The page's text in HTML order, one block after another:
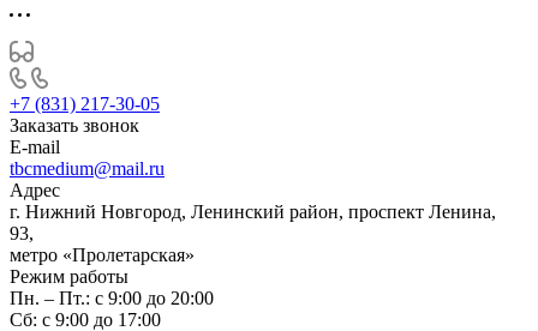
+7 (831) 217-30-05
Заказать звонок
E-mail
tbcmedium@mail.ru
Адрес
г. Нижний Новгород, Ленинский район, проспект Ленина,
93,
метро «Пролетарская»
Режим работы
Пн. – Пт.: с 9:00 до 20:00
Cб: с 9:00 до 17:00